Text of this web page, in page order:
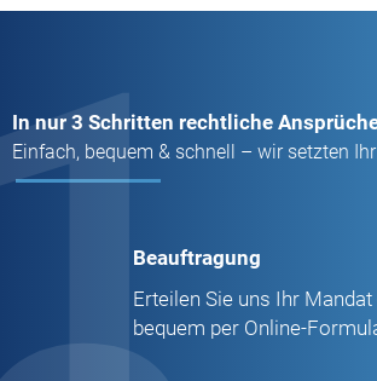
In nur 3 Schritten rechtliche
Einfach, bequem & schnell – wir setzten
Beauftragung
Erteilen Sie uns Ihr
bequem per Online-